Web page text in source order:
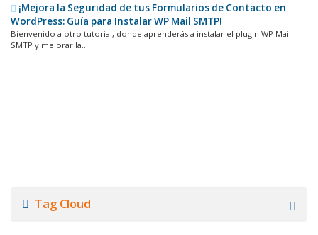
¡Mejora la Seguridad de tus Formularios de Contacto en
WordPress: Guía para Instalar WP Mail SMTP!
Bienvenido a otro tutorial, donde aprenderás a instalar el plugin WP Mail
SMTP y mejorar la...
Tag Cloud